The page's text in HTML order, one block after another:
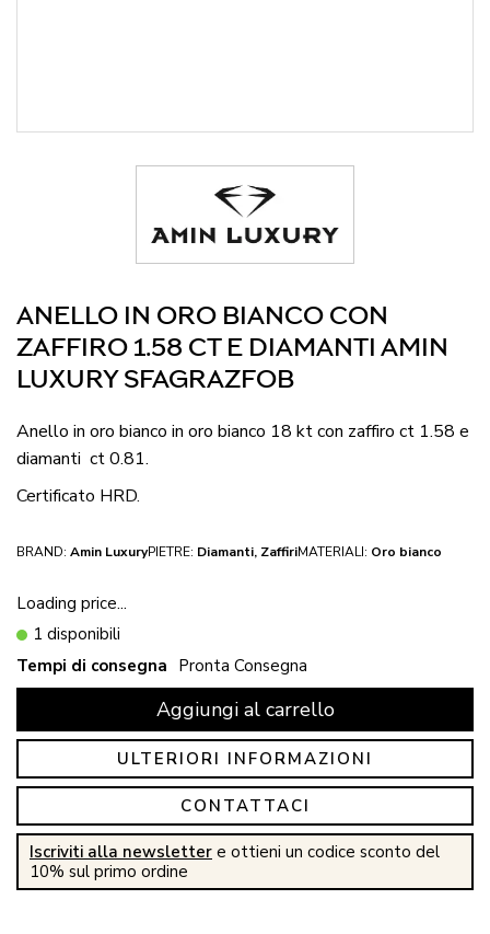
ANELLO IN ORO BIANCO CON
ZAFFIRO 1.58 CT E DIAMANTI AMIN
LUXURY SFAGRAZFOB
Anello in oro bianco in oro bianco 18 kt con zaffiro ct 1.58 e
diamanti ct 0.81.
Certificato HRD.
BRAND: Amin LuxuryPIETRE: Diamanti, ZaffiriMATERIALI: Oro bianco
Loading price...
1 disponibili
Tempi di consegna Pronta Consegna
Aggiungi al carrello
ULTERIORI INFORMAZIONI
CONTATTACI
Iscriviti alla newsletter e ottieni un codice sconto del
10% sul primo ordine